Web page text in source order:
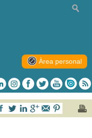
Àrea personal